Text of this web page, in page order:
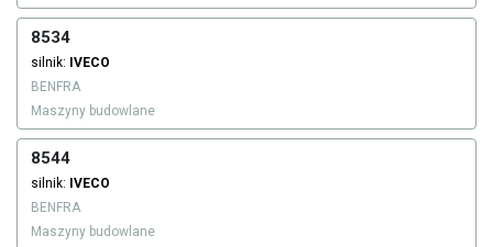
8534
silnik: IVECO
BENFRA
Maszyny budowlane
8544
silnik: IVECO
BENFRA
Maszyny budowlane